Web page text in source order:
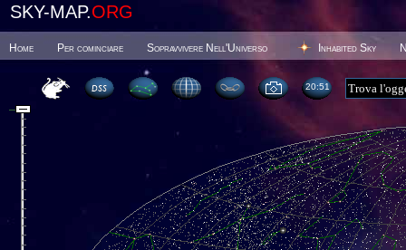
SKY-MAP.ORG
Home Per cominciare Sopravvivere Nell'Universo Inhabited Sky
20 51